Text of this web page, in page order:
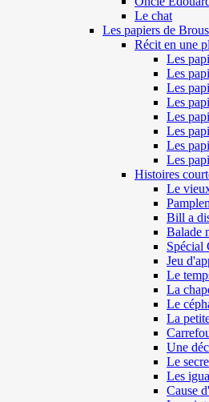
Le chat
Les papiers de
Récit en une
Les
Les
Les
Les
Les
Les
Les
Les
Histoires
Le
Bill a
Balade
Spécial
Jeu
Le
La
Le
La
Une
Le
Les
Cause